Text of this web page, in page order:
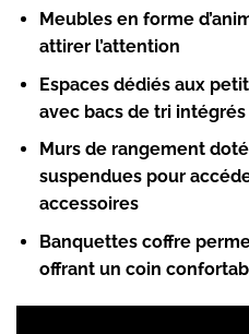
Meubles en forme
attirer l’attention
Espaces dédiés aux
avec bacs de tri intégrés
Murs de rangement
suspendues pour
accessoires
Banquettes coffre
offrant un coin